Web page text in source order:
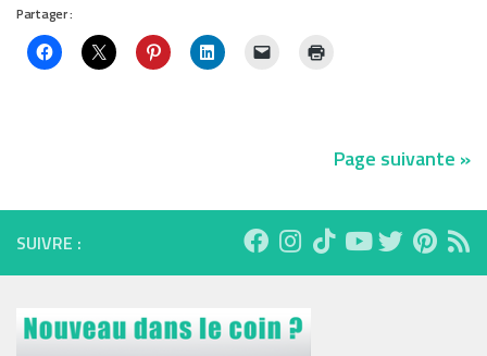
Partager :
Page suivante »
SUIVRE :